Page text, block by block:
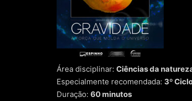
Área disciplinar: Ciências da
Especialmente recomendada: 3º
Duração: 60 minutos